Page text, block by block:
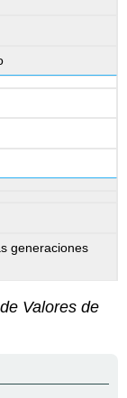
generaciones
Valores de